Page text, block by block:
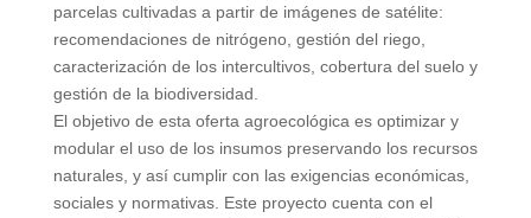
parcelas cultivadas a partir de imágenes de satélite:
recomendaciones de nitrógeno, gestión del riego,
caracterización de los intercultivos, cobertura del suelo y
gestión de la biodiversidad.
El objetivo de esta oferta agroecológica es optimizar y
modular el uso de los insumos preservando los recursos
naturales, y así cumplir con las exigencias económicas,
sociales y normativas. Este proyecto cuenta con el